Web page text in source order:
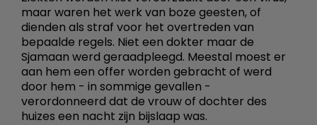
maar waren het werk van boze geesten, of
dienden als straf voor het overtreden van
bepaalde regels. Niet een dokter maar de
Sjamaan werd geraadpleegd. Meestal moest er
aan hem een offer worden gebracht of werd
door hem - in sommige gevallen -
verordonneerd dat de vrouw of dochter des
huizes een nacht zijn bijslaap was.